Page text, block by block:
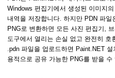
Windows 편집기에서 생성된 이미지
내역을 저장합니다. 하지만 PDN 파
PNG로 변환하면 모든 사진 편집기,
도구에서 열리는 손실 없고 완전히 호
.pdn 파일을 업로드하면 Paint.NET
용적으로 공유 가능한 PNG를 받을 수